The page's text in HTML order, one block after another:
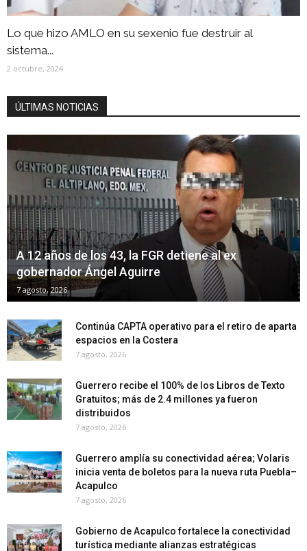
Lo que hizo AMLO en su sexenio fue destruir al
sistema...
2 octubre, 2024
ÚLTIMAS NOTICIAS
A 12 años de los 43, la FGR detiene al ex
gobernador Ángel Aguirre
7 agosto, 2026
Continúa CAPTA operativo para el retiro de aparta
espacios en la Costera
7 agosto, 2026
Guerrero recibe el 100% de los Libros de Texto
Gratuitos; más de 2.4 millones ya fueron
distribuidos
7 agosto, 2026
Guerrero amplía su conectividad aérea; Volaris
inicia venta de boletos para la nueva ruta Puebla–
Acapulco
7 agosto, 2026
Gobierno de Acapulco fortalece la conectividad
turística mediante alianzas estratégicas